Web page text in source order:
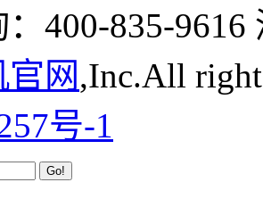
400-835-
网,Inc.All
号-1
Go!